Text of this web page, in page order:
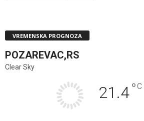
VREMENSKA PROGNOZA
POZAREVAC,RS
Clear Sky
21.4°C